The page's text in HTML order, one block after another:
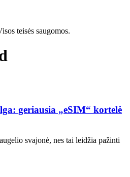
teisės saugomos.
geriausia „eSIM“ kortelė
svajonė, nes tai leidžia pažinti